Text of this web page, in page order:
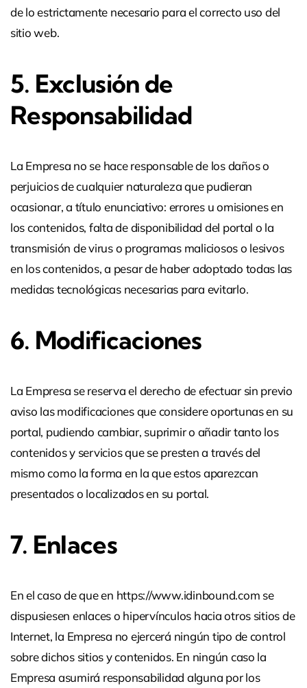
de lo estrictamente necesario para el correcto uso del
sitio web.
5. Exclusión de
Responsabilidad
La Empresa no se hace responsable de los daños o
perjuicios de cualquier naturaleza que pudieran
ocasionar, a título enunciativo: errores u omisiones en
los contenidos, falta de disponibilidad del portal o la
transmisión de virus o programas maliciosos o lesivos
en los contenidos, a pesar de haber adoptado todas las
medidas tecnológicas necesarias para evitarlo.
6. Modificaciones
La Empresa se reserva el derecho de efectuar sin previo
aviso las modificaciones que considere oportunas en su
portal, pudiendo cambiar, suprimir o añadir tanto los
contenidos y servicios que se presten a través del
mismo como la forma en la que estos aparezcan
presentados o localizados en su portal.
7. Enlaces
En el caso de que en https://www.idinbound.com se
dispusiesen enlaces o hipervínculos hacia otros sitios de
Internet, la Empresa no ejercerá ningún tipo de control
sobre dichos sitios y contenidos. En ningún caso la
Empresa asumirá responsabilidad alguna por los